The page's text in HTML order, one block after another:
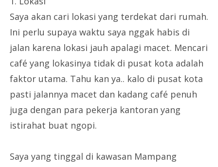
Saya akan cari lokasi yang terdekat dari rumah.
Ini perlu supaya waktu saya nggak habis di
jalan karena lokasi jauh apalagi macet. Mencari
café yang lokasinya tidak di pusat kota adalah
faktor utama. Tahu kan ya.. kalo di pusat kota
pasti jalannya macet dan kadang café penuh
juga dengan para pekerja kantoran yang
istirahat buat ngopi.
Saya yang tinggal di kawasan Mampang